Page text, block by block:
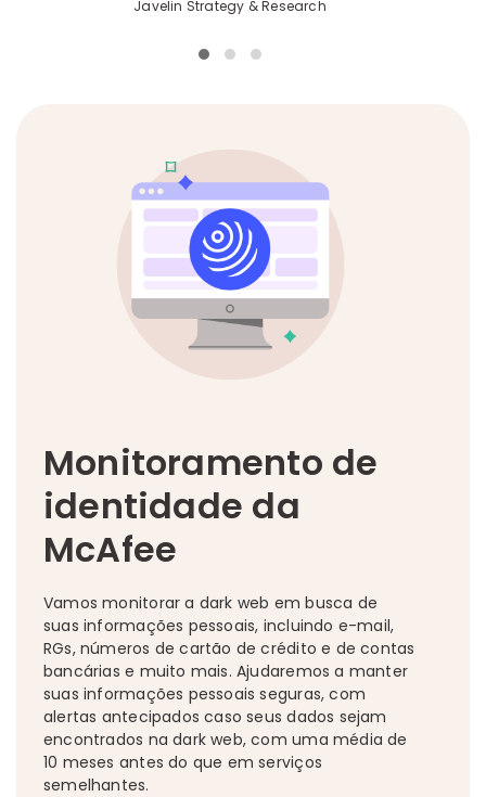
Javelin Strategy & Research
Monitoramento de
identidade da
McAfee
Vamos monitorar a dark web em busca de
suas informações pessoais, incluindo e-mail,
RGs, números de cartão de crédito e de contas
bancárias e muito mais. Ajudaremos a manter
suas informações pessoais seguras, com
alertas antecipados caso seus dados sejam
encontrados na dark web, com uma média de
10 meses antes do que em serviços
semelhantes.